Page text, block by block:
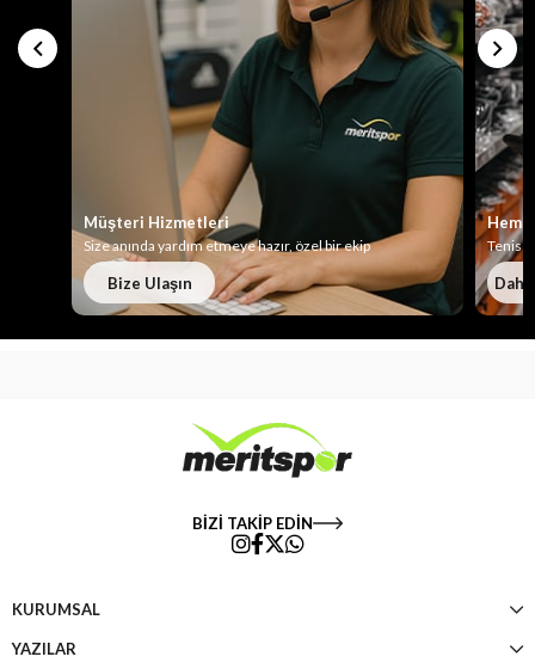
Müşteri Hizmetleri
Size anında yardım etmeye hazır, özel bir ekip
Bize Ulaşın
Tenis
BİZİ TAKİP EDİN
KURUMSAL
YAZILAR